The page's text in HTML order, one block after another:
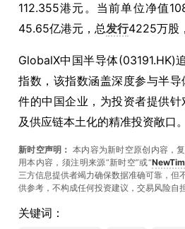
112.355港元。当前单位净值
45.65亿港元，总发行4225万股
GlobalX中国半导体(03191.HK)
指数，该指数涵盖深度参与半
件的中国企业，为投资者提供
及供应链本土化的精准投资敞口。
新时空声明： 本内容为新时空原创内容，
用本内容，须注明来源“新时空”或“
三方信息提供者竭力确保数据准确可靠，但
供参考，不构成任何投资建议，交易风险自担
关键词：